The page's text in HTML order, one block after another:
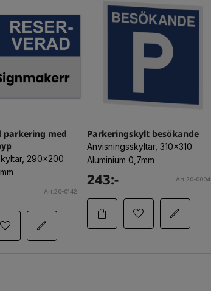
parkering med
290x200
Art.20-0142
Parkeringskylt besökande
Anvisningsskyltar, 310x310
Aluminium 0,7mm
243:- Art.20-0004